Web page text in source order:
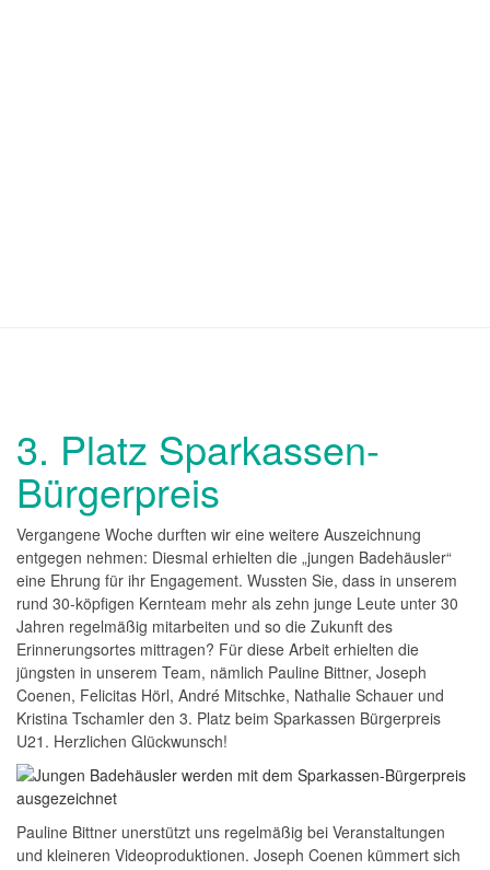
3. Platz Sparkassen-
Bürgerpreis
Vergangene Woche durften wir eine weitere Auszeichnung
entgegen nehmen: Diesmal erhielten die „jungen Badehäusler“
eine Ehrung für ihr Engagement. Wussten Sie, dass in unserem
rund 30-köpfigen Kernteam mehr als zehn junge Leute unter 30
Jahren regelmäßig mitarbeiten und so die Zukunft des
Erinnerungsortes mittragen? Für diese Arbeit erhielten die
jüngsten in unserem Team, nämlich Pauline Bittner, Joseph
Coenen, Felicitas Hörl, André Mitschke, Nathalie Schauer und
Kristina Tschamler den 3. Platz beim Sparkassen Bürgerpreis
U21. Herzlichen Glückwunsch!
Pauline Bittner unerstützt uns regelmäßig bei Veranstaltungen
und kleineren Videoproduktionen. Joseph Coenen kümmert sich